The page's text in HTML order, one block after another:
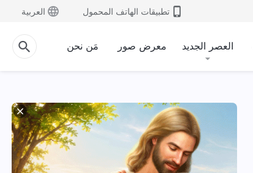
تطبيقات الهاتف المحمول العربية
العصر الجديد معرض صور مَن نحن